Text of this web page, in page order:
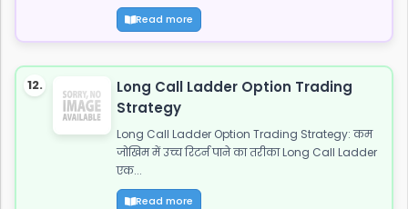
Read more
12.
Long Call Ladder Option Trading
Strategy
Long Call Ladder Option Trading Strategy: कम
जोखिम में उच्च रिटर्न पाने का तरीका Long Call Ladder
एक...
Read more